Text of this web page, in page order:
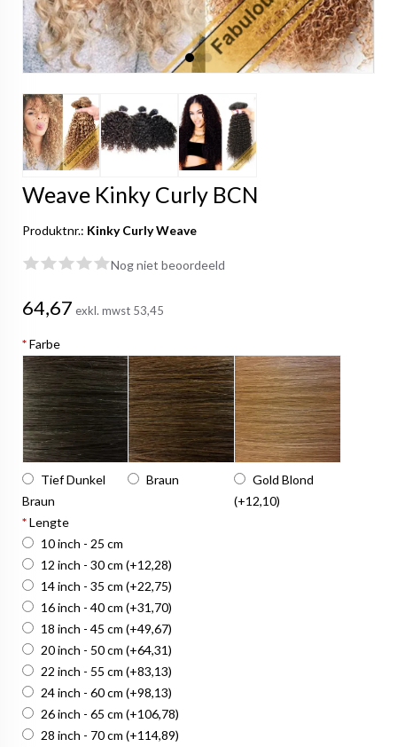
Weave Kinky Curly BCN
Produktnr.: Kinky Curly Weave
Nog niet beoordeeld
64,67 exkl. mwst 53,45
*Farbe
Tief Dunkel
Braun
Braun
Gold Blond
(+12,10)
*Lengte
10 inch - 25 cm
12 inch - 30 cm (+12,28)
14 inch - 35 cm (+22,75)
16 inch - 40 cm (+31,70)
18 inch - 45 cm (+49,67)
20 inch - 50 cm (+64,31)
22 inch - 55 cm (+83,13)
24 inch - 60 cm (+98,13)
26 inch - 65 cm (+106,78)
28 inch - 70 cm (+114,89)